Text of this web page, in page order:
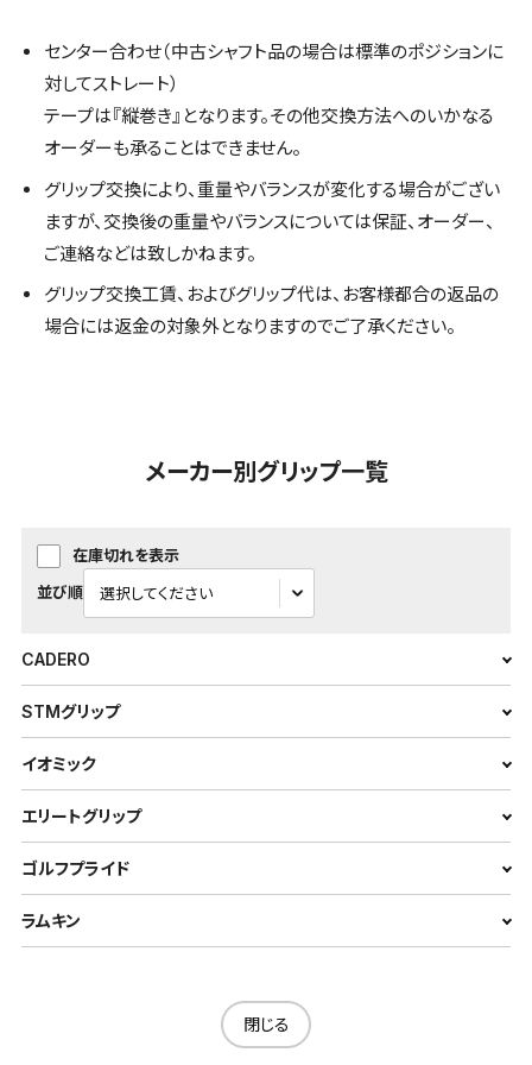
センター合わせ（中古シャフト品の場合は標準のポジションに
対してストレート）
テープは『縦巻き』となります。その他交換方法へのいかなる
オーダーも承ることはできません。
グリップ交換により、重量やバランスが変化する場合がござい
ますが、交換後の重量やバランスについては保証、オーダー、
ご連絡などは致しかねます。
グリップ交換工賃、およびグリップ代は、お客様都合の返品の
場合には返金の対象外となりますのでご了承ください。
メーカー別グリップ一覧
在庫切れを表示
並び順
CADERO
STMグリップ
イオミック
エリートグリップ
ゴルフプライド
ラムキン
閉じる